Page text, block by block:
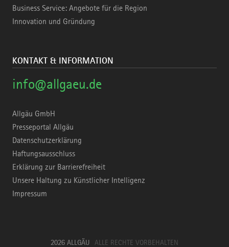
Business Service: Angebote für die Region
Innovation und Gründung
KONTAKT & INFORMATION
info@allgaeu.de
Allgäu GmbH
Presseportal Allgäu
Datenschutzerklärung
Haftungsausschluss
Erklärung zur Barrierefreiheit
Unsere Haltung zu Künstlicher Intelligenz
Impressum
2026 ALLGÄU ALLE RECHTE VORBEHALTEN